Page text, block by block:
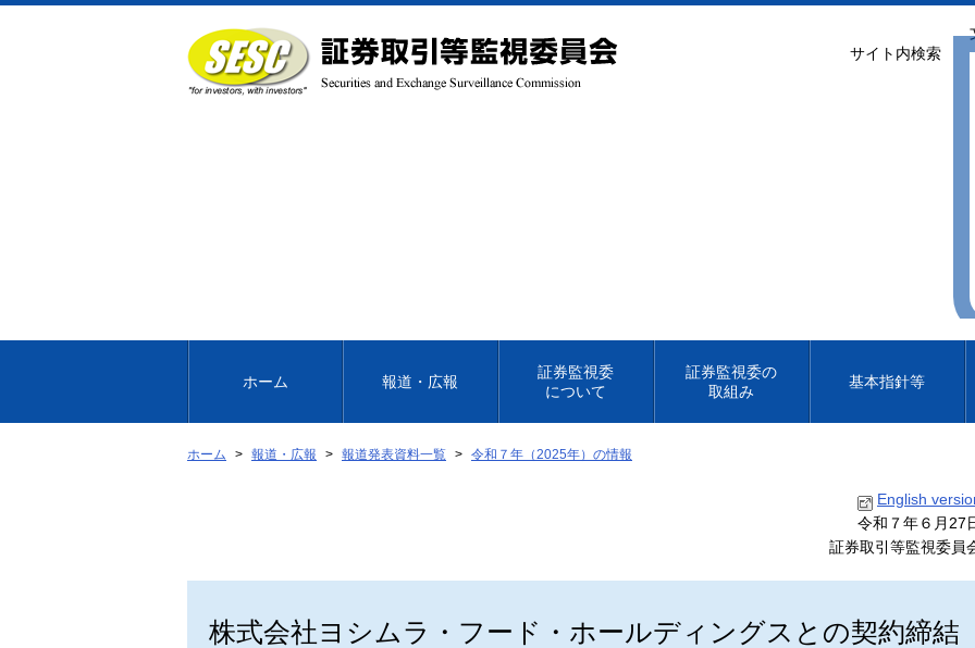
文
へ
移
サイト内検索
ホーム 報道・広報
証券監視委
について
証券監視委の
取組み
基本指針等
ホーム 報道・広報 報道発表資料一覧 令和７年（2025年）の情報
English
令和７年６月27
証券取引等監視委員
株式会社ヨシムラ・フード・ホールディングスとの契約締結